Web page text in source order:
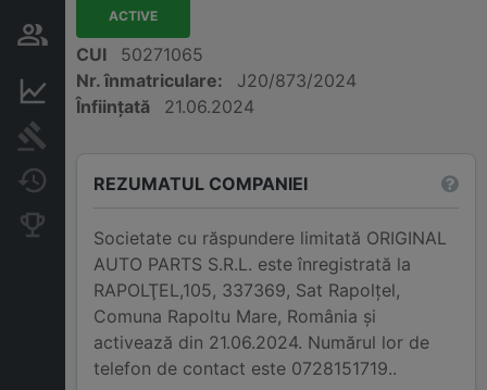
Persoane și structură de
proprietate
Informații financiare
Modificări
ACTIVE
CUI
50271065
Nr. înmatriculare:
J20/873/2024
Înființată
21.06.2024
REZUMATUL COMPANIEI
Societate cu răspundere limitată ORIGINAL
AUTO PARTS S.R.L. este înregistrată la
RAPOLŢEL,105, 337369, Sat Rapolţel,
Comuna Rapoltu Mare, România și
activează din 21.06.2024. Numărul lor de
telefon de contact este 0728151719..